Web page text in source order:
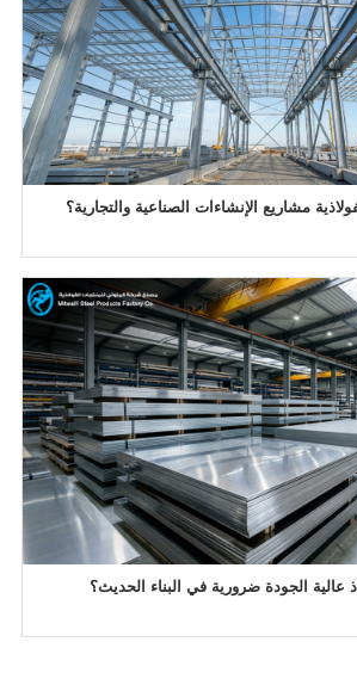
مشاريع الإنشاءات الصناعية والتجارية؟
عالية الجودة ضرورية في البناء الحديث؟